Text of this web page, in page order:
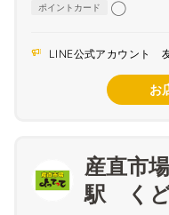
ポイントカード ◯
LINE公式アカウント
お
産直市
駅 く